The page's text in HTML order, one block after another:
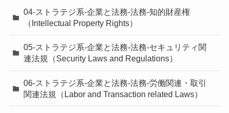
04-ストラテジ系-企業と法務-法務-知的財産権
（Intellectual Property Rights）
05-ストラテジ系-企業と法務-法務-セキュリティ関
連法規（Security Laws and Regulations）
06-ストラテジ系-企業と法務-法務-労働関連・取引
関連法規（Labor and Transaction related Laws）